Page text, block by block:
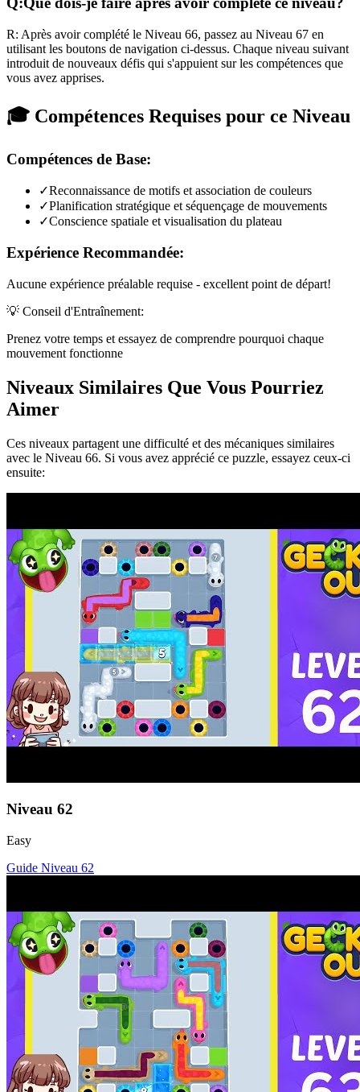
R: Après avoir complété le Niveau 66, passez au Niveau 67 en
utilisant les boutons de navigation ci-dessus. Chaque niveau suivant
introduit de nouveaux défis qui s'appuient sur les compétences que
vous avez apprises.
🎓 Compétences Requises pour ce Niveau
Compétences de Base:
✓Reconnaissance de motifs et association de couleurs
✓Planification stratégique et séquençage de mouvements
✓Conscience spatiale et visualisation du plateau
Expérience Recommandée:
Aucune expérience préalable requise - excellent point de départ!
💡 Conseil d'Entraînement:
Prenez votre temps et essayez de comprendre pourquoi chaque
mouvement fonctionne
Niveaux Similaires Que Vous Pourriez
Aimer
Ces niveaux partagent une difficulté et des mécaniques similaires
avec le Niveau 66. Si vous avez apprécié ce puzzle, essayez ceux-ci
ensuite:
Niveau 62
Easy
Guide Niveau 62